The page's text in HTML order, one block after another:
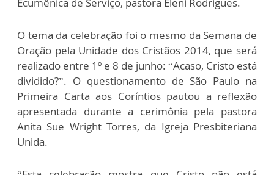
O tema da celebração foi o mesmo da Semana de
Oração pela Unidade dos Cristãos 2014, que será
realizado entre 1º e 8 de junho: “Acaso, Cristo está
dividido?”. O questionamento de São Paulo na
Primeira Carta aos Coríntios pautou a reflexão
apresentada durante a cerimônia pela pastora
Anita Sue Wright Torres, da Igreja Presbiteriana
Unida.